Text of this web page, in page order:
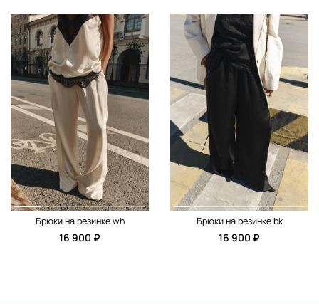
Брюки на резинке wh
16 900 ₽
Брюки на резинке bk
16 900 ₽